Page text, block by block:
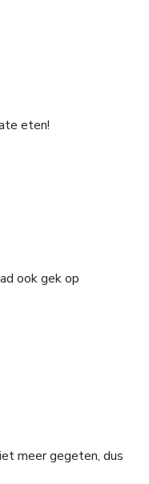
eten!
ook gek op
meer gegeten, dus